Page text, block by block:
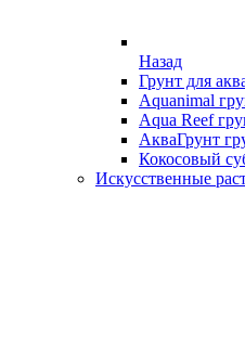
Назад
Грунт для
Aquanimal
Aqua Reef
АкваГрунт
Кокосовый
Искусственные